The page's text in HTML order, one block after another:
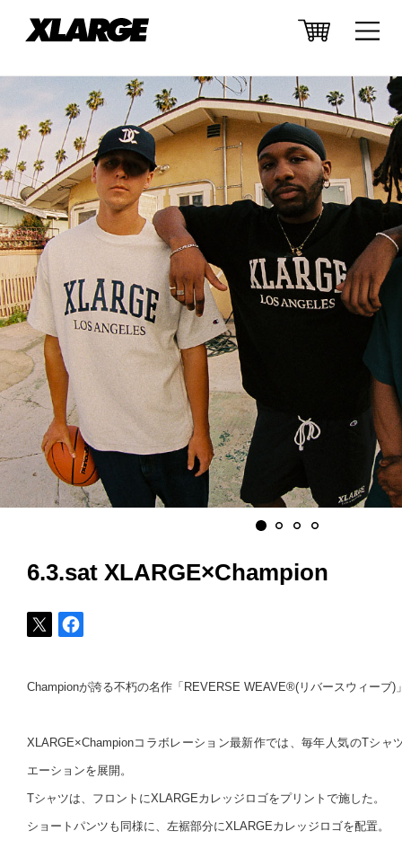
6.3.sat XLARGE×Champion
Championが誇る不朽の名作「REVERSE WEAVE®(リバースウィーブ)
XLARGE×Championコラボレーション最新作では、毎年人気のTシャ
エーションを展開。
Tシャツは、フロントにXLARGEカレッジロゴをプリントで施した。
ショートパンツも同様に、左裾部分にXLARGEカレッジロゴを配置。